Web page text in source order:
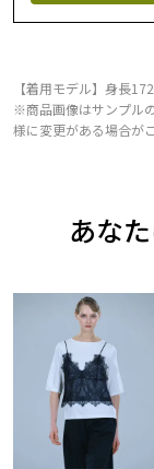
【着用モデル】身長
※商品画像はサンプル
様に変更がある場合が
あな